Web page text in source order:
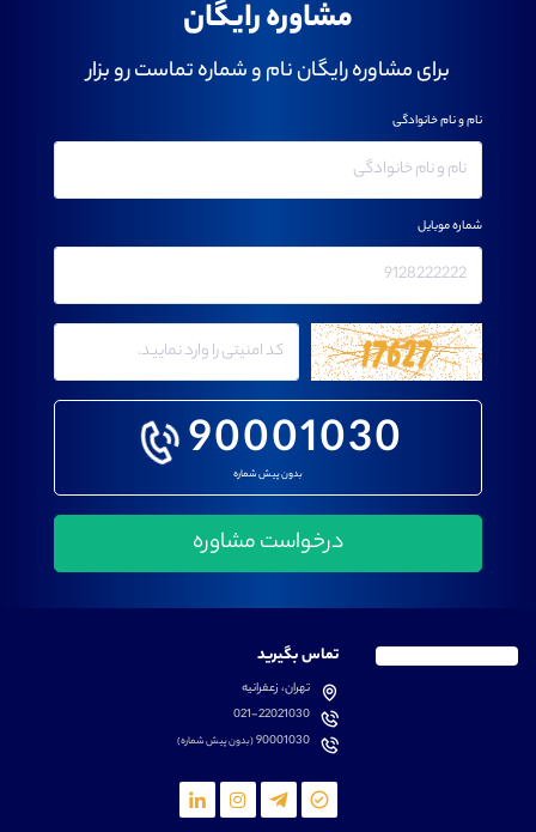
مشاوره رایگان
برای مشاوره رایگان نام و شماره تماست رو بزار
90001030
بدون پیش شماره
نام و نام خانوادگی
شماره موبایل
تماس بگیرید
تهران، زعفرانیه
021-22021030
90001030(بدون پیش شماره)